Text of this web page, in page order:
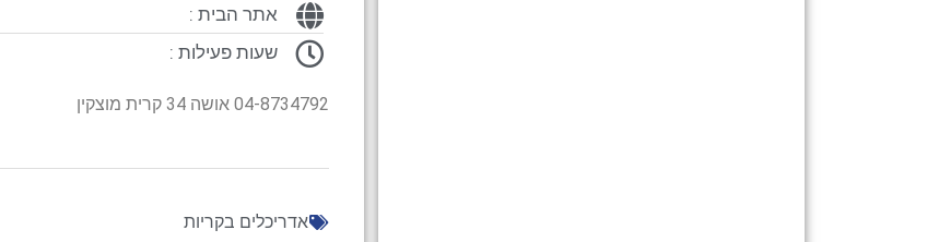
אתר הבית :
שעות פעילות :
04-8734792 אושה 34 קרית מוצקין
אדריכלים בקריות